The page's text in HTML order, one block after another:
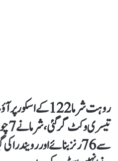
روہت شرما 122
سے 76 رنز بنائے اور